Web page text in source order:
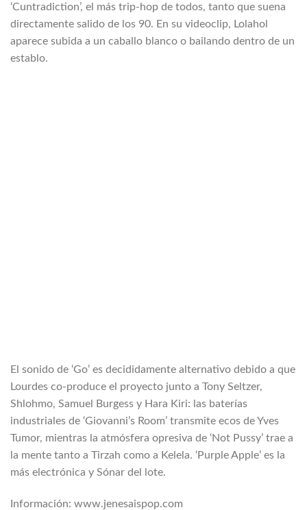
‘Cuntradiction’, el más trip-hop de todos, tanto que suena
directamente salido de los 90. En su videoclip, Lolahol
aparece subida a un caballo blanco o bailando dentro de un
establo.
El sonido de ‘Go’ es decididamente alternativo debido a que
Lourdes co-produce el proyecto junto a Tony Seltzer,
Shlohmo, Samuel Burgess y Hara Kiri: las baterías
industriales de ‘Giovanni’s Room’ transmite ecos de Yves
Tumor, mientras la atmósfera opresiva de ‘Not Pussy’ trae a
la mente tanto a Tirzah como a Kelela. ‘Purple Apple’ es la
más electrónica y Sónar del lote.
Información: www.jenesaispop.com